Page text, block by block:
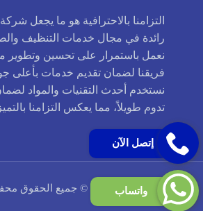
التزامنا بالاحترافية هو ما يجعل شركة
رائدة في مجال خدمات التنظيف
نعمل باستمرار على تحسين وتطوير
فريقنا لضمان تقديم خدمات بأعلى
نستخدم أحدث التقنيات والمواد
تدوم طويلاً، مما يعكس التزامنا
حقوق النشر 2026 © جميع الحقوق محفوظة لصالح شركة المتميز
إتصل الآن
واتساب